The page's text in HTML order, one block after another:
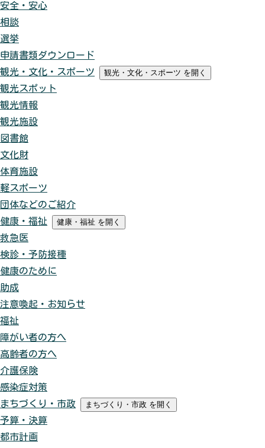
安全・安心
相談
選挙
申請書類ダウンロード
観光・文化・スポーツ
観光・文化・スポーツ を開く
観光スポット
観光情報
観光施設
図書館
文化財
体育施設
軽スポーツ
団体などのご紹介
健康・福祉
健康・福祉 を開く
救急医
検診・予防接種
健康のために
助成
注意喚起・お知らせ
福祉
障がい者の方へ
高齢者の方へ
介護保険
感染症対策
まちづくり・市政
まちづくり・市政 を開く
予算・決算
都市計画